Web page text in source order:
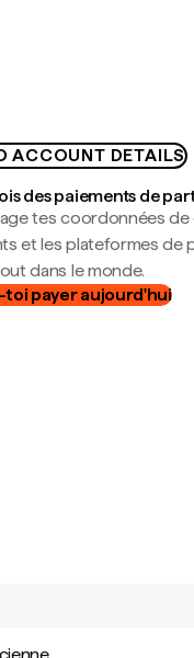
ACCOUNT DETAILS
des paiements de
tes coordonnées de
et les plateformes de
dans le monde.
toi payer aujourd'hui